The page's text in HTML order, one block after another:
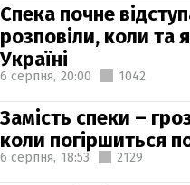
Спека почне
розповіли, коли та
Україні
6 серпня, 20:00 1042
Замість спеки –
коли погіршиться
6 серпня, 18:53 2129